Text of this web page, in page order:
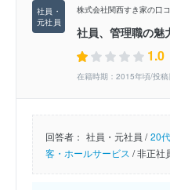
株式会社関西すき家の口
社員、管理職の魅
1.0
在籍時期：2015年頃/投
回答者： 社員・元社員 / 20
客・ホールサービス /非正社